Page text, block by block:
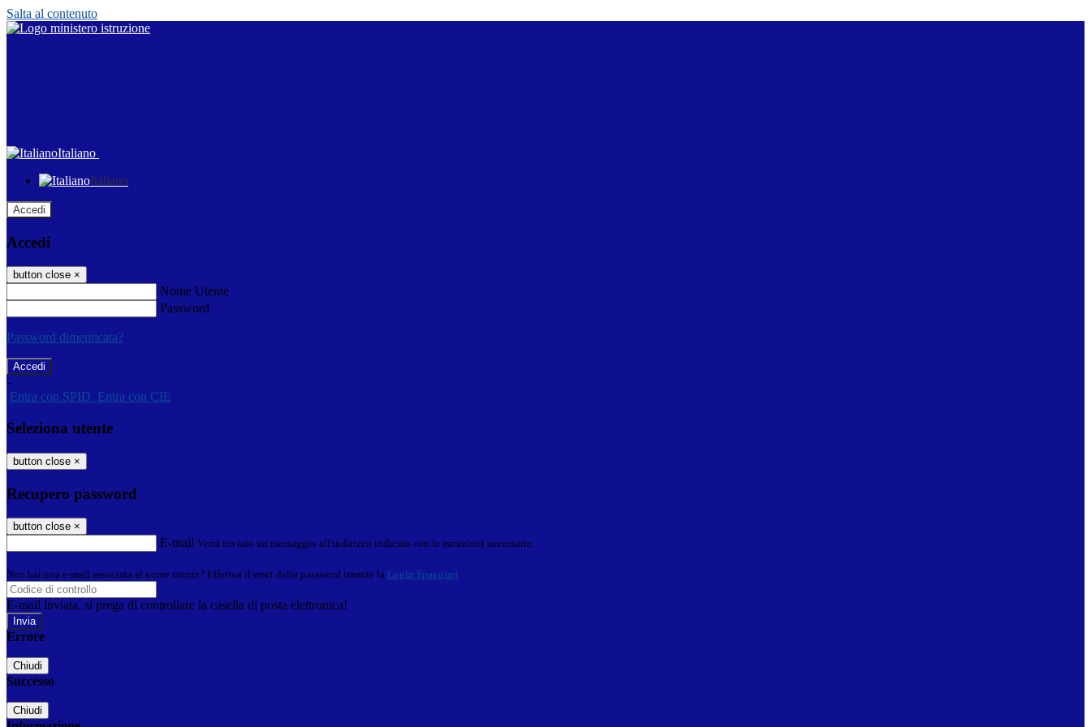
Salta al contenuto
Italiano
Italiano
Accedi
Accedi
button close ×
Nome Utente
Password
Password dimenticata?
-
Entra con SPID Entra con CIE
Seleziona utente
button close ×
Recupero password
button close ×
E-mail Verrà inviato un messaggio all'indirizzo indicato con le istruzioni necessarie.
Non hai una e-mail associata al nome utente? Effettua il reset della password tramite la Login Spaggiari
E-mail inviata, si prega di controllare la casella di posta elettronica!
Errore
Chiudi
Successo
Chiudi